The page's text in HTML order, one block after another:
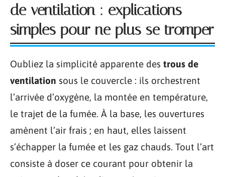
de ventilation : explications
simples pour ne plus se tromper
Oubliez la simplicité apparente des trous de
ventilation sous le couvercle : ils orchestrent
l’arrivée d’oxygène, la montée en température,
le trajet de la fumée. À la base, les ouvertures
amènent l’air frais ; en haut, elles laissent
s’échapper la fumée et les gaz chauds. Tout l’art
consiste à doser ce courant pour obtenir la